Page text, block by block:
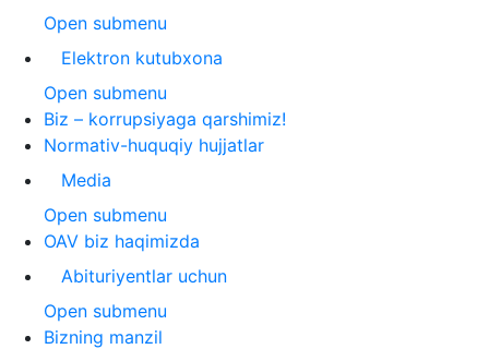
Open submenu
Elektron kutubxona
Open submenu
Biz – korrupsiyaga qarshimiz!
Normativ-huquqiy hujjatlar
Media
Open submenu
OAV biz haqimizda
Abituriyentlar uchun
Open submenu
Bizning manzil